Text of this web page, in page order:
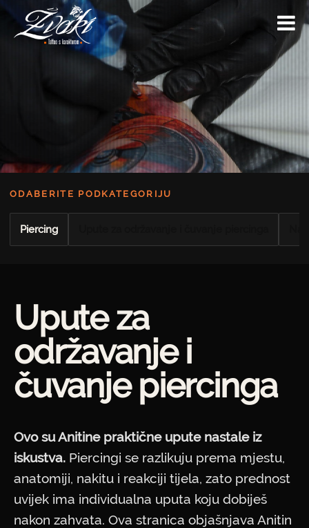
ODABERITE PODKATEGORIJU
Piercing
Upute za
održavanje i
čuvanje piercinga
Ovo su Anitine praktične upute nastale iz
iskustva. Piercingi se razlikuju prema mjestu,
anatomiji, nakitu i reakciji tijela, zato prednost
uvijek ima individualna uputa koju dobiješ
nakon zahvata. Ova stranica objašnjava Anitin